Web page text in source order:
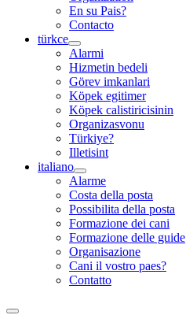
En su Pais?
Contacto
türkce
Alarmi
Hizmetin bedeli
Görev imkanlari
Köpek egitimer
Köpek calistiricisinin
Organizasvonu
Türkiye?
Illetisint
italiano
Alarme
Costa della posta
Possibilita della posta
Formazione dei cani
Formazione delle guide
Organisazione
Cani il vostro paes?
Contatto